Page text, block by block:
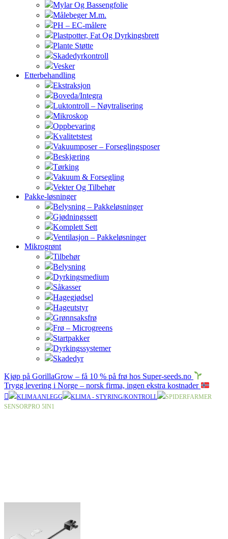
Mylar Og Bassengfolie
Målebeger M.m.
PH – EC-målere
Plastpotter, Fat Og Dyrkingsbrett
Plante Støtte
Skadedyrkontroll
Vesker
Etterbehandling
Ekstraksjon
Boveda/Integra
Luktontroll – Nøytralisering
Mikroskop
Oppbevaring
Kvalitetstest
Vakuumposer – Forseglingsposer
Beskjæring
Tørking
Vakuum & Forsegling
Vekter Og Tilbehør
Pakke-løsninger
Belysning – Pakkeløsninger
Gjødningssett
Komplett Sett
Ventilasjon – Pakkeløsninger
Mikrogrønt
Tilbehør
Belysning
Dyrkingsmedium
Såkasser
Hagegjødsel
Hageutstyr
Grønnsaksfrø
Frø – Microgreens
Startpakker
Dyrkingssystemer
Skadedyr
Kjøp på GorillaGrow – få 10 % på frø hos Super-seeds.no
Trygg levering i Norge – norsk firma, ingen ekstra kostnader
KLIMAANLEGG KLIMA - STYRING/KONTROLL
SPIDERFARMER
SENSORPRO 5IN1